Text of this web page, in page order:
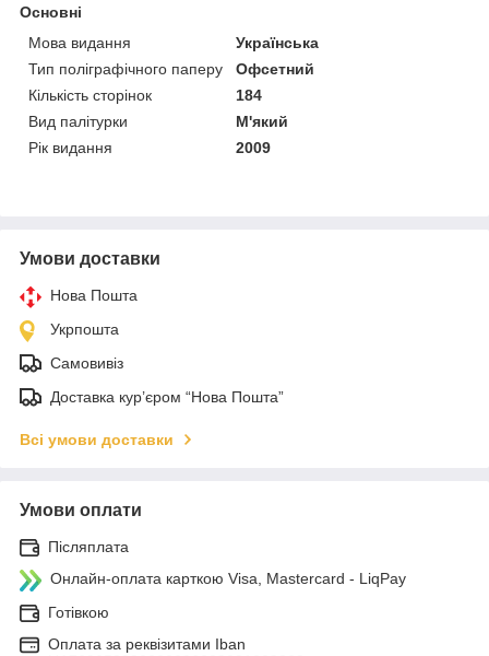
Основні
Мова видання
Українська
Тип поліграфічного паперу
Офсетний
Кількість сторінок
184
Вид палітурки
М'який
Рік видання
2009
Умови доставки
Нова Пошта
Укрпошта
Самовивіз
Доставка кур’єром “Нова Пошта”
Всі умови доставки
Умови оплати
Післяплата
Онлайн-оплата карткою Visa, Mastercard - LiqPay
Готівкою
Оплата за реквізитами Iban